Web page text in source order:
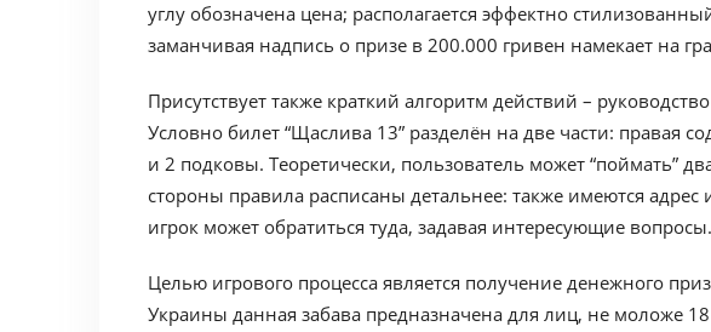
углу обозначена цена; располагается эффектно
заманчивая надпись о призе в 200.000 гривен намекает на
Присутствует также краткий алгоритм действий –
Условно билет “Щаслива 13” разделён на две части: правая
и 2 подковы. Теоретически, пользователь может “поймать”
стороны правила расписаны детальнее: также имеются адрес
игрок может обратиться туда, задавая интересующие вопросы.
Целью игрового процесса является получение денежного
Украины данная забава предназначена для лиц, не моложе